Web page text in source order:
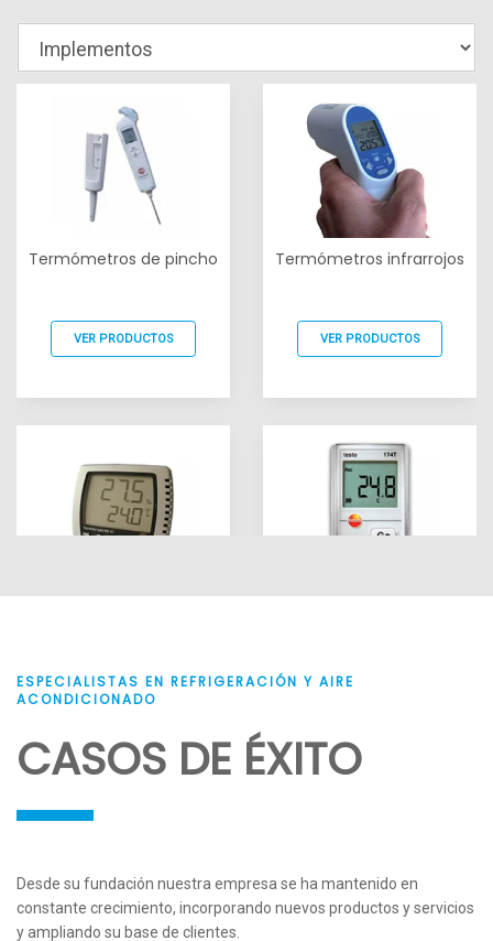
Termómetros de pincho
VER PRODUCTOS
Termómetros infrarrojos
VER PRODUCTOS
Termohigrómetros
VER PRODUCTOS
Termógrafos reutilizables
VER PRODUCTOS
ESPECIALISTAS EN REFRIGERACIÓN Y AIRE
ACONDICIONADO
CASOS DE ÉXITO
Desde su fundación nuestra empresa se ha mantenido en
constante crecimiento, incorporando nuevos productos y servicios
y ampliando su base de clientes.